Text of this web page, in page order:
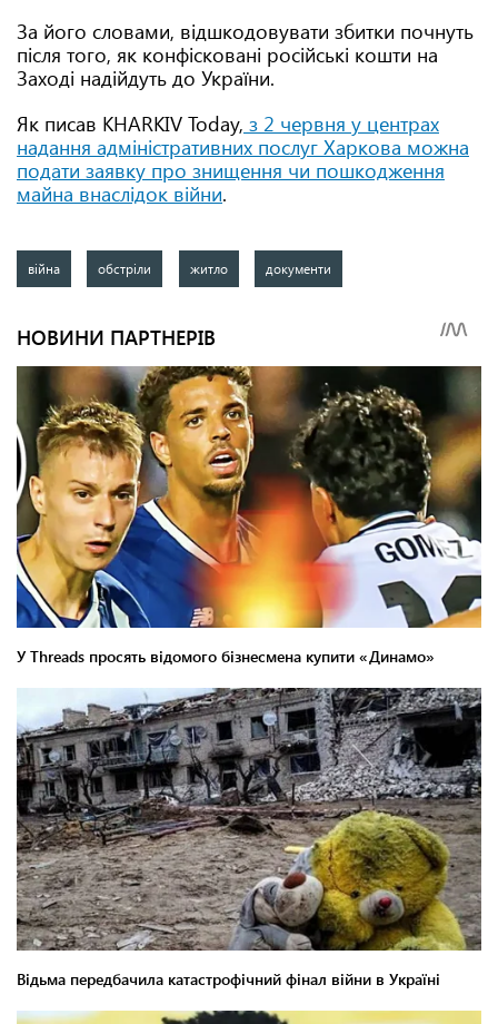
За його словами, відшкодовувати збитки почнуть
після того, як конфісковані російські кошти на
Заході надійдуть до України.
Як писав KHARKIV Today, з 2 червня у центрах
надання адміністративних послуг Харкова можна
подати заявку про знищення чи пошкодження
майна внаслідок війни.
війна обстріли житло документи